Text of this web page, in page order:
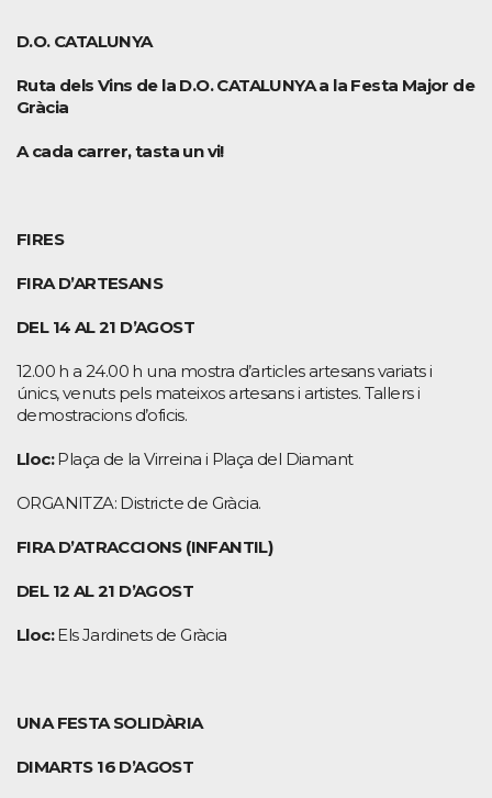
D.O. CATALUNYA
Ruta dels Vins de la D.O. CATALUNYA a la Festa Major de
Gràcia
A cada carrer, tasta un vi!
FIRES
FIRA D’ARTESANS
DEL 14 AL 21 D’AGOST
12.00 h a 24.00 h una mostra d’articles artesans variats i
únics, venuts pels mateixos artesans i artistes. Tallers i
demostracions d’oficis.
Lloc:Plaça de la Virreina i Plaça del Diamant
ORGANITZA: Districte de Gràcia.
FIRA D’ATRACCIONS (INFANTIL)
DEL 12 AL 21 D’AGOST
Lloc:Els Jardinets de Gràcia
UNA FESTA SOLIDÀRIA
DIMARTS 16 D’AGOST